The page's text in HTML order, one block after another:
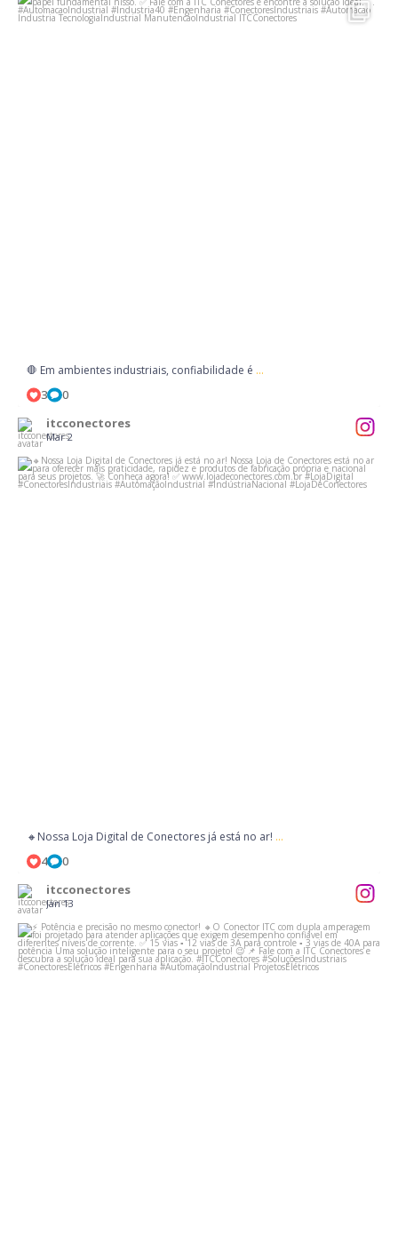
3 0
🛑 Em ambientes industriais, confiabilidade é ...
3
0
itcconectores
Mar 2
🔸Nossa Loja Digital de Conectores já está no ar!...
4 0
🔸Nossa Loja Digital de Conectores já está no ar! ...
4
0
itcconectores
Jan 13
⚡ Potência e precisão no mesmo conector!
...
9 0